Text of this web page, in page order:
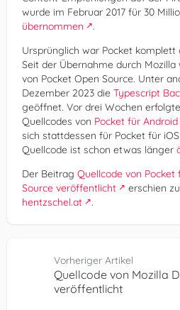
wurde im Februar 2017 für 30
übernommen
.
Ursprünglich war Pocket komplett
Seit der Übernahme durch
von Pocket Open Source. Unter
Dezember 2023 die Typescript
geöffnet. Vor drei Wochen
Quellcodes von Pocket für Android
sich stattdessen für Pocket für
Quellcode ist schon etwas länger
Der Beitrag Quellcode von Pocket
Source veröffentlicht
erschien
hentzschel.at
.
Vorheriger Artikel
Quellcode von Mozilla
veröffentlicht